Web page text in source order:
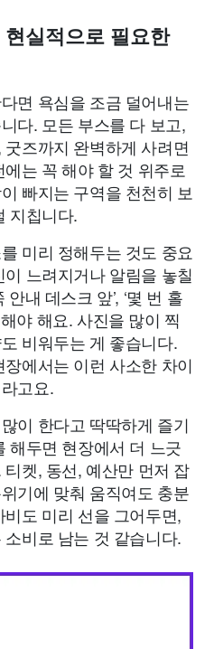
실적으로 필요한
면 욕심을 조금 덜어내는
다. 모든 부스를 다 보고,
즈까지 완벽하게 사려면
는 꼭 해야 할 것 위주로
빠지는 구역을 천천히 보
지칩니다.
미리 정해두는 것도 중요
느려지거나 알림을 놓칠
내 데스크 앞’, ‘몇 번 홀
야 해요. 사진을 많이 찍
비워두는 게 좋습니다.
에서는 이런 사소한 차이
고요.
이 한다고 딱딱하게 즐기
해두면 현장에서 더 느긋
켓, 동선, 예산만 먼저 잡
기에 맞춰 움직여도 충분
도 미리 선을 그어두면,
비로 남는 것 같습니다.